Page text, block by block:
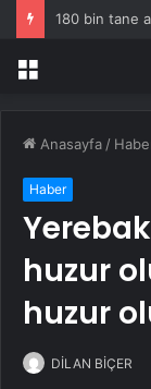
180 bin tane
Menü
Anasayfa /
Haber
huzur
huzur
DİLAN BİÇER